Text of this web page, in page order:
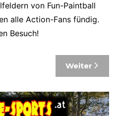
von Fun-Paintball
alle Action-Fans fündig.
Besuch!
Weiter